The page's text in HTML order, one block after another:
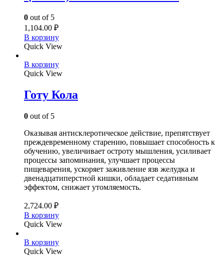
0 out of 5
1,104.00 ₽
В корзину
Quick View
В корзину
Quick View
Готу Кола
0 out of 5
Оказывая антисклеротическое действие, препятствует
преждевременному старению, повышает способность к
обучению, увеличивает остроту мышления, усиливает
процессы запоминания, улучшает процессы
пищеварения, ускоряет заживление язв желудка и
двенадцатиперстной кишки, обладает седативным
эффектом, снижает утомляемость.
2,724.00 ₽
В корзину
Quick View
В корзину
Quick View